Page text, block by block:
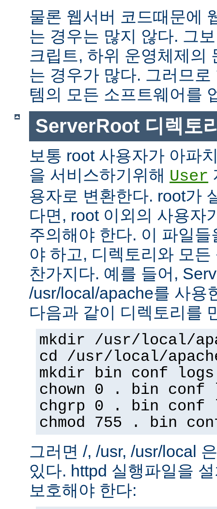
물론 웹서버 코드때문에
는 경우는 많지 않다. 그
크립트, 하위 운영체제의
는 경우가 많다. 그러므
템의 모든 소프트웨어를
ServerRoot 디렉토
보통 root 사용자가 아파
을 서비스하기위해 User
용자로 변환한다. root가
다면, root 이외의 사용자
주의해야 한다. 이 파일
야 하고, 디렉토리와 모
찬가지다. 예를 들어,
/usr/local/apache를 사용
다음과 같이 디렉토리를
mkdir /usr/local/
cd /usr/local/
mkdir bin conf logs
chown 0 . bin conf
chgrp 0 . bin conf
chmod 755 . bin
그러면 /, /usr, /usr/local
있다. httpd 실행파일을
보호해야 한다: